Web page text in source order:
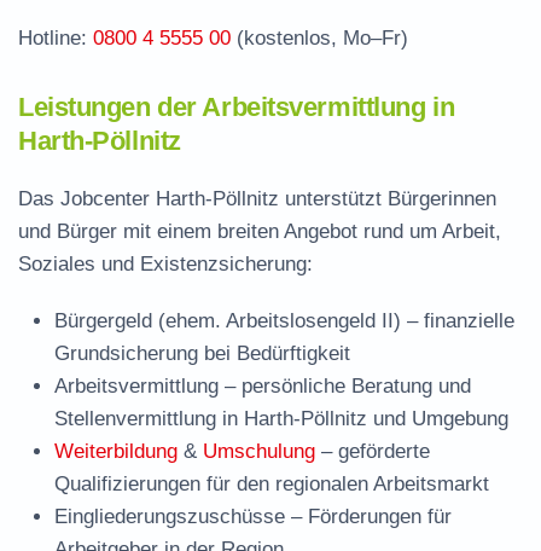
Hotline: 0800 4 5555 00 (kostenlos, Mo–Fr)
Leistungen der Arbeitsvermittlung in
Harth-Pöllnitz
Das Jobcenter Harth-Pöllnitz unterstützt Bürgerinnen
und Bürger mit einem breiten Angebot rund um Arbeit,
Soziales und Existenzsicherung:
Bürgergeld (ehem. Arbeitslosengeld II) – finanzielle
Grundsicherung bei Bedürftigkeit
Arbeitsvermittlung – persönliche Beratung und
Stellenvermittlung in Harth-Pöllnitz und Umgebung
Weiterbildung & Umschulung – geförderte
Qualifizierungen für den regionalen Arbeitsmarkt
Eingliederungszuschüsse – Förderungen für